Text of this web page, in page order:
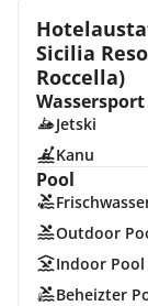
Sicilia
Roccella)
Wassersport
Jetski
Kanu
Pool
Outdoor
Indoor Pool
Beheizter